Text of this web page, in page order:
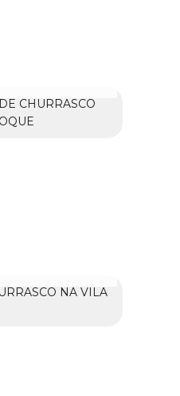
CHURRASCO
NA VILA